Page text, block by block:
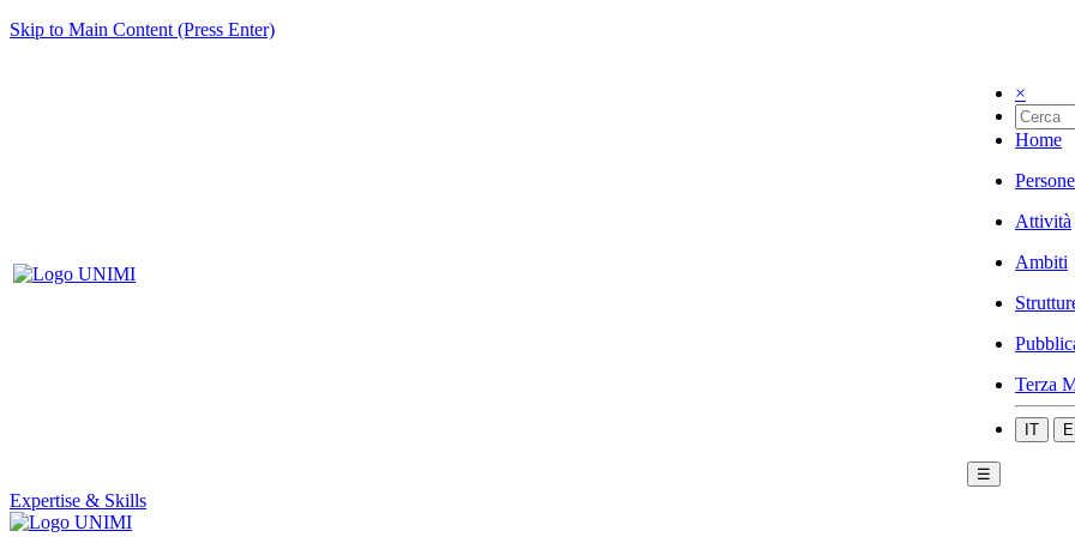
Skip to Main Content (Press Enter)
×
Home
Persone
Attività
Ambiti
Terza
IT
☰
Expertise & Skills